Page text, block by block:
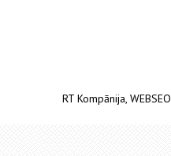
RT Kompānija, WEBSEO